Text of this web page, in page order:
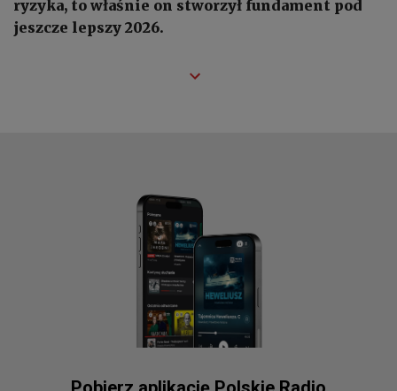
ryzyka, to właśnie on stworzył fundament pod
jeszcze lepszy 2026.